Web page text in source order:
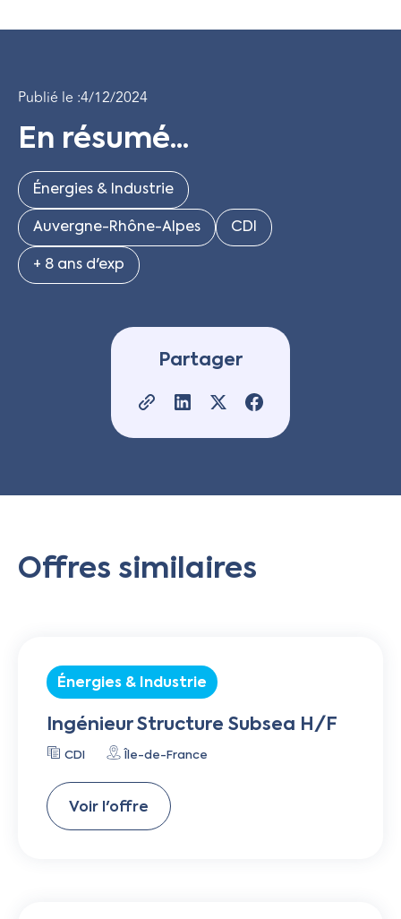
Publié le :4/12/2024
En résumé...
Énergies & Industrie
Auvergne-Rhône-Alpes CDI
+ 8 ans d'exp
Partager
Offres similaires
Énergies & Industrie
Ingénieur Structure Subsea H/F
CDI Île-de-France
Voir l'offre